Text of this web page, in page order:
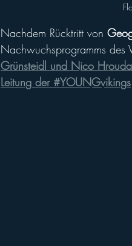
Nachdem Rücktritt von
Nachwuchsprogramms
Grünsteidl und Nico Hrouda
Leitung der #YOUNGvikings